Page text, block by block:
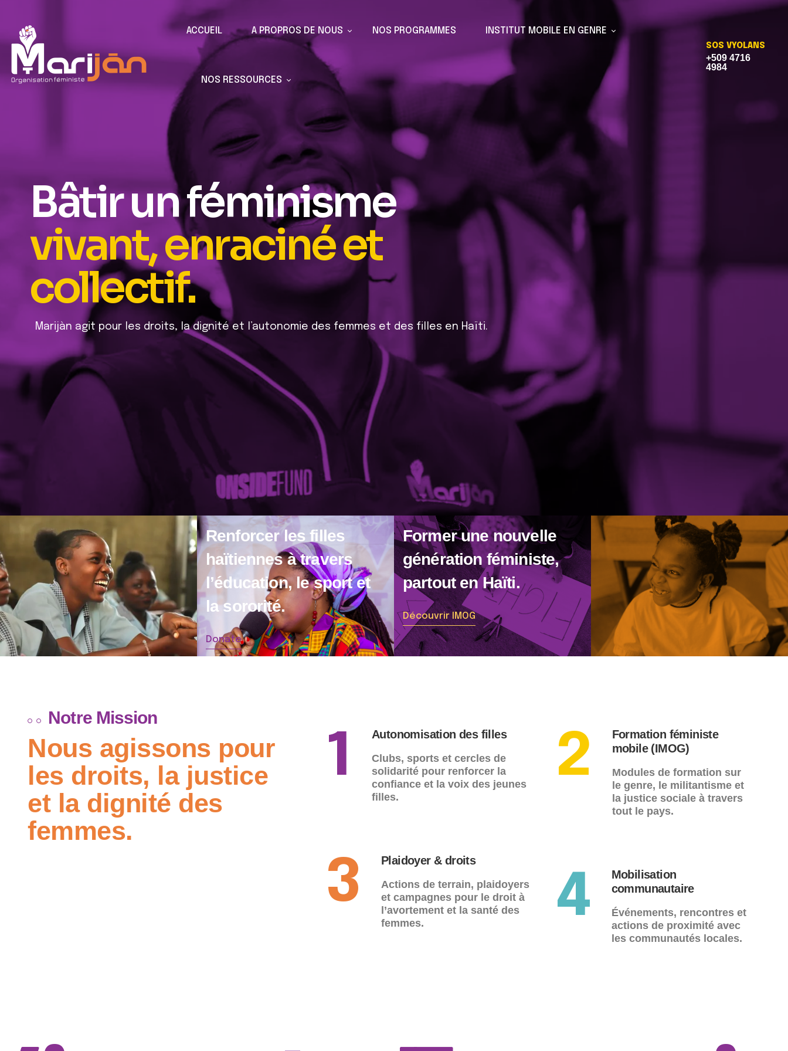
ACCUEIL A PROPROS DE NOUS NOS PROGRAMMES INSTITUT MOBILE EN GENRE
NOS RESSOURCES
SOS VYOLANS
+509 4716
4984
Bâtir un féminisme
vivant, enraciné et
collectif.
Marijàn agit pour les droits, la dignité et l’autonomie des femmes et des filles en Haïti.
Renforcer les filles
haïtiennes à travers
l’éducation, le sport et
la sororité.
Donate
Former une nouvelle
génération féministe,
partout en Haïti.
Découvrir IMOG
Notre Mission
Nous agissons pour
les droits, la justice
et la dignité des
femmes.
1 Autonomisation des filles
Clubs, sports et cercles de
solidarité pour renforcer la
confiance et la voix des jeunes
filles.
3 Plaidoyer & droits
Actions de terrain, plaidoyers
et campagnes pour le droit à
l’avortement et la santé des
femmes.
2
Formation féministe
mobile (IMOG)
Modules de formation sur
le genre, le militantisme et
la justice sociale à travers
tout le pays.
4
Mobilisation
communautaire
Événements, rencontres et
actions de proximité avec
les communautés locales.